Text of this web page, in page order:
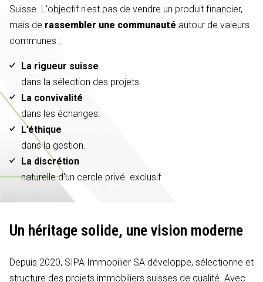
Suisse. L'objectif n'est pas de vendre un produit financier,
mais de rassembler une communauté autour de valeurs
communes :
La rigueur suisse
dans la sélection des projets.
La convivalité
dans les échanges.
L’éthique
dans la gestion.
La discrétion
naturelle d'un cercle privé exclusif
Un héritage solide, une vision moderne
Depuis 2020, SIPA Immobilier SA développe, sélectionne et
structure des projets immobiliers suisses de qualité. Avec